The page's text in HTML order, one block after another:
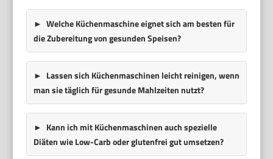
Welche Küchenmaschine eignet sich am besten für
die Zubereitung von gesunden Speisen?
Lassen sich Küchenmaschinen leicht reinigen, wenn
man sie täglich für gesunde Mahlzeiten nutzt?
Kann ich mit Küchenmaschinen auch spezielle
Diäten wie Low-Carb oder glutenfrei gut umsetzen?